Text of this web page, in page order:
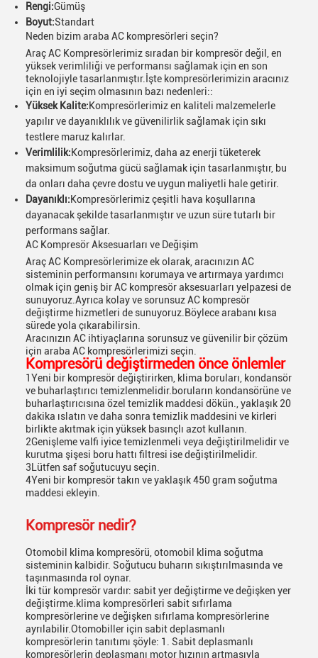
Rengi:Gümüş
Boyut:Standart
Neden bizim araba AC kompresörleri seçin?
Araç AC Kompresörlerimiz sıradan bir kompresör değil, en
yüksek verimliliği ve performansı sağlamak için en son
teknolojiyle tasarlanmıştır.İşte kompresörlerimizin aracınız
için en iyi seçim olmasının bazı nedenleri::
Yüksek Kalite:Kompresörlerimiz en kaliteli malzemelerle
yapılır ve dayanıklılık ve güvenilirlik sağlamak için sıkı
testlere maruz kalırlar.
Verimlilik:Kompresörlerimiz, daha az enerji tüketerek
maksimum soğutma gücü sağlamak için tasarlanmıştır, bu
da onları daha çevre dostu ve uygun maliyetli hale getirir.
Dayanıklı:Kompresörlerimiz çeşitli hava koşullarına
dayanacak şekilde tasarlanmıştır ve uzun süre tutarlı bir
performans sağlar.
AC Kompresör Aksesuarları ve Değişim
Araç AC Kompresörlerimize ek olarak, aracınızın AC
sisteminin performansını korumaya ve artırmaya yardımcı
olmak için geniş bir AC kompresör aksesuarları yelpazesi de
sunuyoruz.Ayrıca kolay ve sorunsuz AC kompresör
değiştirme hizmetleri de sunuyoruz.Böylece arabanı kısa
sürede yola çıkarabilirsin.
Aracınızın AC ihtiyaçlarına sorunsuz ve güvenilir bir çözüm
için araba AC kompresörlerimizi seçin.
Kompresörü değiştirmeden önce önlemler
1Yeni bir kompresör değiştirirken, klima boruları, kondansör
ve buharlaştırıcı temizlenmelidir.boruların kondansörüne ve
buharlaştırıcısına özel temizlik maddesi dökün., yaklaşık 20
dakika ıslatın ve daha sonra temizlik maddesini ve kirleri
birlikte akıtmak için yüksek basınçlı azot kullanın.
2Genişleme valfi iyice temizlenmeli veya değiştirilmelidir ve
kurutma şişesi boru hattı filtresi ise değiştirilmelidir.
3Lütfen saf soğutucuyu seçin.
4Yeni bir kompresör takın ve yaklaşık 450 gram soğutma
maddesi ekleyin.
Kompresör nedir?
Otomobil klima kompresörü, otomobil klima soğutma
sisteminin kalbidir. Soğutucu buharın sıkıştırılmasında ve
taşınmasında rol oynar.
İki tür kompresör vardır: sabit yer değiştirme ve değişken yer
değiştirme.klima kompresörleri sabit sıfırlama
kompresörlerine ve değişken sıfırlama kompresörlerine
ayrılabilir.Otomobiller için sabit deplasmanlı
kompresörlerin tanıtımı şöyle: 1. Sabit deplasmanlı
kompresörlerin deplasmanı motor hızının artmasıyla